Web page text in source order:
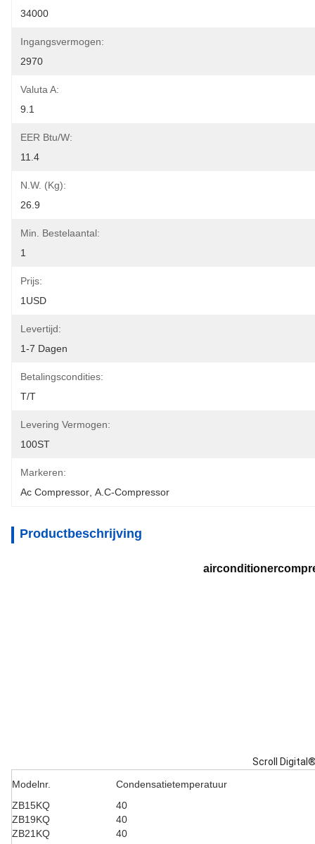
34000
Ingangsvermogen:
2970
Valuta A:
9.1
EER Btu/w:
11.4
N.W. (kg):
26.9
Min. Bestelaantal:
1
Prijs:
1USD
Levertijd:
1-7 Dagen
Betalingscondities:
T/T
Levering Vermogen:
100ST
Markeren:
Ac Compressor A.c-Compressor
Productbeschrijving
Scroll
Modelnr.
Condensatietemperatuur
ZB15KQ
40
ZB19KQ
40
ZB21KQ
40